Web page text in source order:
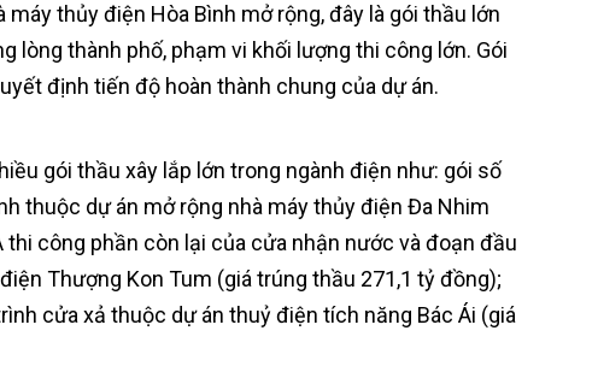
thủy điện Hòa Bình mở rộng, đây là gói thầu lớn
lòng thành phố, phạm vi khối lượng thi công lớn. Gói
định tiến độ hoàn thành chung của dự án.
gói thầu xây lắp lớn trong ngành điện như: gói số
thuộc dự án mở rộng nhà máy thủy điện Đa Nhim
công phần còn lại của cửa nhận nước và đoạn đầu
Thượng Kon Tum (giá trúng thầu 271,1 tỷ đồng);
cửa xả thuộc dự án thuỷ điện tích năng Bác Ái (giá